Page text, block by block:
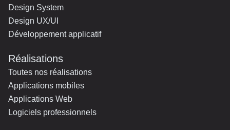
Design System
Design UX/UI
Développement applicatif
Réalisations
Toutes nos réalisations
Applications mobiles
Applications Web
Logiciels professionnels